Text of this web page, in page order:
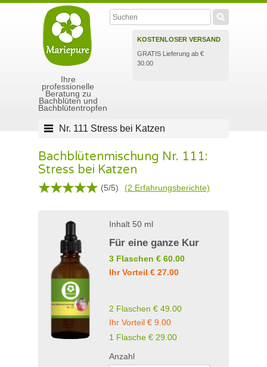
Ihre
professionelle
Beratung zu
Bachblüten und
Bachblütentropfen
KOSTENLOSER VERSAND
GRATIS Lieferung ab €
30.00
Nr. 111 Stress bei Katzen
Bachblütenmischung Nr. 111:
Stress bei Katzen
(5/5) (2 Erfahrungsberichte)
Inhalt 50 ml
Für eine ganze Kur
3 Flaschen € 60.00
Ihr Vorteil € 27.00
2 Flaschen € 49.00
Ihr Vorteil € 9.00
1 Flasche € 29.00
Anzahl